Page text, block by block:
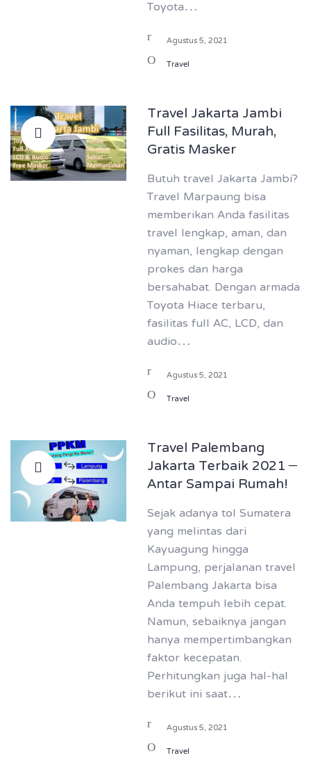
Toyota…
Agustus 5, 2021
Travel
Travel Jakarta Jambi
Full Fasilitas, Murah,
Gratis Masker
Butuh travel Jakarta Jambi?
Travel Marpaung bisa
memberikan Anda fasilitas
travel lengkap, aman, dan
nyaman, lengkap dengan
prokes dan harga
bersahabat. Dengan armada
Toyota Hiace terbaru,
fasilitas full AC, LCD, dan
audio…
Agustus 5, 2021
Travel
Travel Palembang
Jakarta Terbaik 2021 –
Antar Sampai Rumah!
Sejak adanya tol Sumatera
yang melintas dari
Kayuagung hingga
Lampung, perjalanan travel
Palembang Jakarta bisa
Anda tempuh lebih cepat.
Namun, sebaiknya jangan
hanya mempertimbangkan
faktor kecepatan.
Perhitungkan juga hal-hal
berikut ini saat…
Agustus 5, 2021
Travel